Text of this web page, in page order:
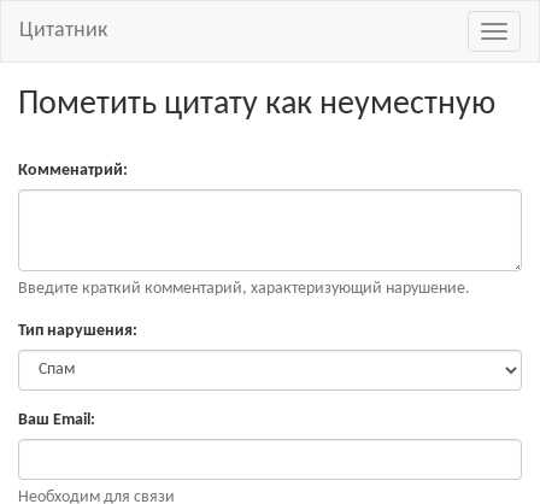
Цитатник
Пометить цитату как неуместную
Комменатрий:
Введите краткий комментарий, характеризующий нарушение.
Тип нарушения:
Ваш Email:
Необходим для связи